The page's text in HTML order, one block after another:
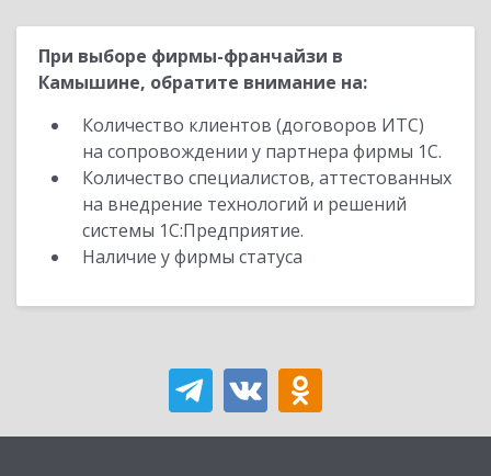
При выборе фирмы-франчайзи в
Камышине, обратите внимание на:
Количество клиентов (договоров ИТС)
на сопровождении у партнера фирмы 1С.
Количество специалистов, аттестованных
на внедрение технологий и решений
системы 1С:Предприятие.
Наличие у фирмы статуса